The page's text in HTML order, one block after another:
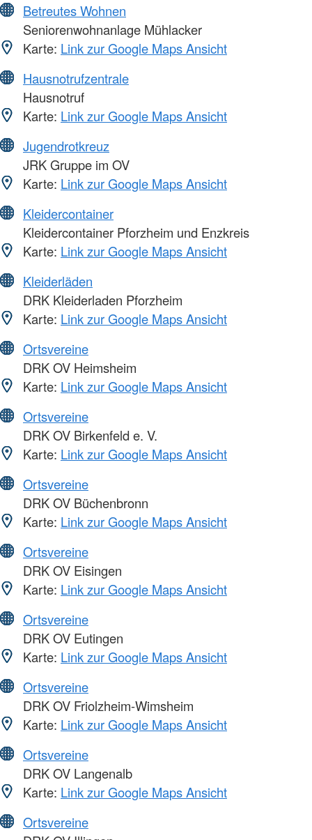
Betreutes Wohnen
Seniorenwohnanlage Mühlacker
Karte: Link zur Google Maps Ansicht
Hausnotrufzentrale
Hausnotruf
Karte: Link zur Google Maps Ansicht
Jugendrotkreuz
JRK Gruppe im OV
Karte: Link zur Google Maps Ansicht
Kleidercontainer
Kleidercontainer Pforzheim und Enzkreis
Karte: Link zur Google Maps Ansicht
Kleiderläden
DRK Kleiderladen Pforzheim
Karte: Link zur Google Maps Ansicht
Ortsvereine
DRK OV Heimsheim
Karte: Link zur Google Maps Ansicht
Ortsvereine
DRK OV Birkenfeld e. V.
Karte: Link zur Google Maps Ansicht
Ortsvereine
DRK OV Büchenbronn
Karte: Link zur Google Maps Ansicht
Ortsvereine
DRK OV Eisingen
Karte: Link zur Google Maps Ansicht
Ortsvereine
DRK OV Eutingen
Karte: Link zur Google Maps Ansicht
Ortsvereine
DRK OV Friolzheim-Wimsheim
Karte: Link zur Google Maps Ansicht
Ortsvereine
DRK OV Langenalb
Karte: Link zur Google Maps Ansicht
Ortsvereine